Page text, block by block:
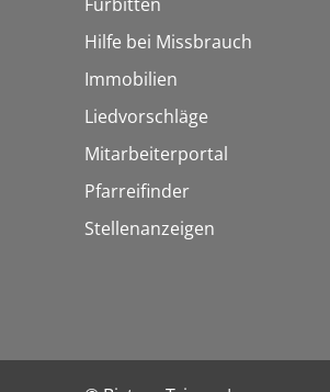
Hilfe bei Missbrauch
Immobilien
Liedvorschläge
Mitarbeiterportal
Pfarreifinder
Stellenanzeigen